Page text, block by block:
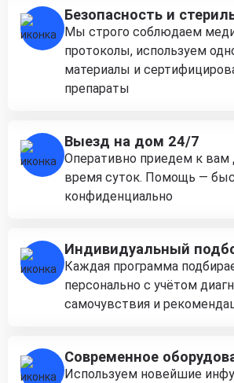
Безопасность и
Мы строго соблюдаем
протоколы, используем
материалы и
препараты
Выезд на дом 24/7
Оперативно приедем к
время суток. Помощь —
конфиденциально
Индивидуальный
Каждая программа
персонально с учётом
самочувствия и
Современное
Используем новейшие